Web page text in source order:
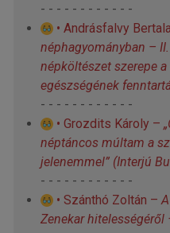
- - - - - - - - - - - -
• Andrásfalvy
néphagyományban –
népköltészet szerepe
egészségének
- - - - - - - - - - - -
• Grozdits Károly –
néptáncos múltam a
jelenemmel” (Interjú
- - - - - - - - - - - -
• Szánthó Zoltán –
Zenekar hitelességéről